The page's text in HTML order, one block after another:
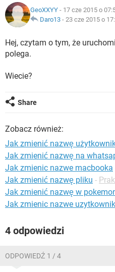
GeoXXYY - 17 cze 2015 o
Daro13 - 23 cze 2015 o
Hej, czytam o tym, że
polega.
Wiecie?
Share
Zobacz również:
Jak zmienić nazwę
Jak zmienić nazwę na
Jak zmienic nazwe macbooka
Jak zmienić nazwę pliku -
Jak zmienić nazwę w
Jak zmienic nazwe
4 odpowiedzi
ODPOWIEDŹ 1 / 4